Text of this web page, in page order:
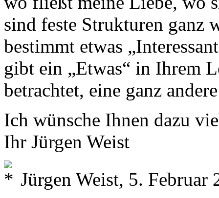
sind feste Strukturen ganz
bestimmt etwas
gibt ein „Etwas“ in Ihrem
betrachtet, eine ganz
Ich wünsche Ihnen dazu
Ihr Jürgen Weist
Jürgen Weist, 5. Februar